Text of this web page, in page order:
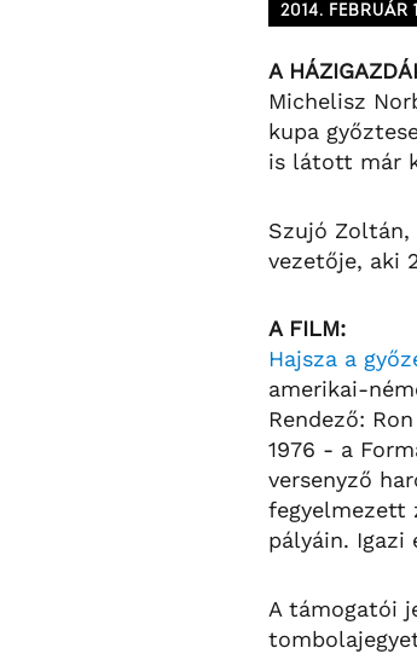
2014.
A
Michelisz
kupa
is látott már
Szujó
vezetője, aki
A FILM:
Hajsza a
amerikai-
Rendező:
1976 - a
versenyző
fegyelmezett
pályáin. Igazi
A támogatói